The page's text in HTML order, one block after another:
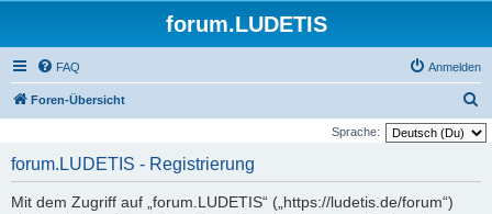
forum.LUDETIS
FAQ Anmelden
Foren-Übersicht
u
Sprache:
forum.LUDETIS - Registrierung
Mit dem Zugriff auf „forum.LUDETIS“ („https://ludetis.de/forum“)